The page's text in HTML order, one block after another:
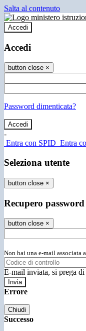
Salta al contenuto
Accedi
Accedi
button close ×
Password dimenticata?
-
Entra con SPID Entra
Seleziona utente
button close ×
Recupero password
button close ×
Non hai una e-mail associata
E-mail inviata, si prega
Errore
Chiudi
Successo